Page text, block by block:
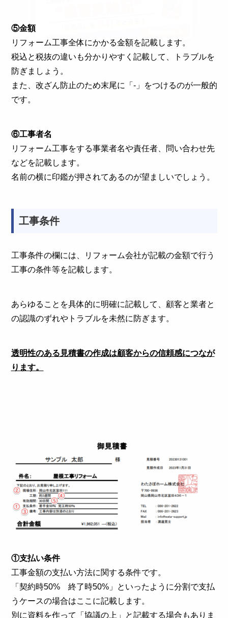
⑤金額
リフォーム工事全体にかかる金額を記載します。
税込と税抜の違いも分かりやすく記載して、トラブルを
防ぎましょう。
また、改ざん防止のため末尾に「-」をつけるのが一般的
です。
⑥工事者名
リフォーム工事をする事業者名や責任者、問い合わせ先
などを記載します。
名前の横に印鑑が押されてあるのが望ましいでしょう。
工事条件
工事条件の欄には、リフォーム会社が記載の金額で行う
工事の条件等を記載します。
あらゆることを具体的に明確に記載して、顧客と業者と
の認識のずれやトラブルを未然に防ぎます。
透明性のある見積書の作成は顧客からの信頼感につなが
ります。
①支払い条件
工事金額の支払い方法に関する条件です。
「契約時50% 終了時50%」といったように分割で支払
うケースの場合はここに記載します。
別に資料を作って「協議の上」と記載する場合もありま